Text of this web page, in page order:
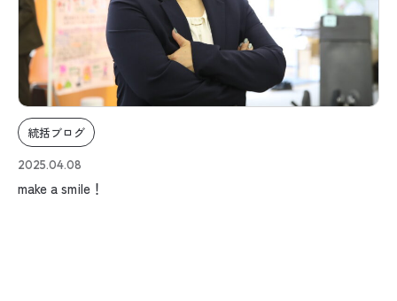
統括ブログ
2025.04.08
make a smile！